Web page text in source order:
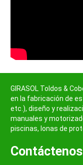
GIRASOL Toldos &
en la fabricación de
etc.), diseño y
manuales y
piscinas, lonas de
Contáctenos